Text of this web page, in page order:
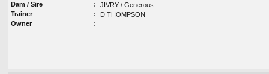
Dam / Sire
JIVRY / Generous
Trainer
D THOMPSON
Owner